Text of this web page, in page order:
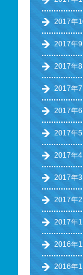
2017年
2017年9
2017年8
2017年7
2017年6
2017年5
2017年4
2017年3
2017年2
2017年1
2016年
2016年